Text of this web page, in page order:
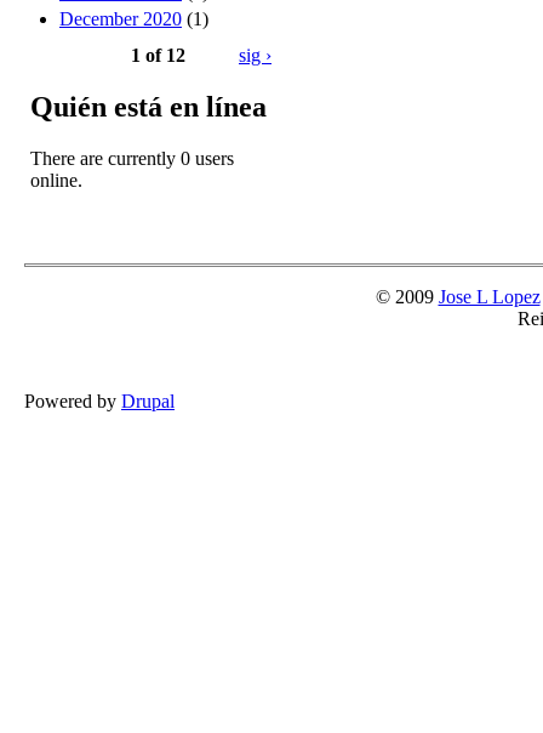
December 2020 (1)
1 of 12
sig ›
Quién está en línea
There are currently 0 users
online.
© 2009 Jose L Lopez
Powered by Drupal